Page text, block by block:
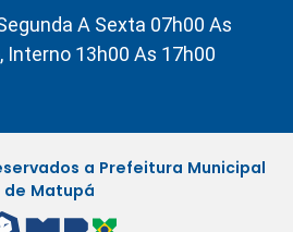
A Sexta 07h00 As
Interno 13h00 As 17h00
a Prefeitura Municipal
de Matupá